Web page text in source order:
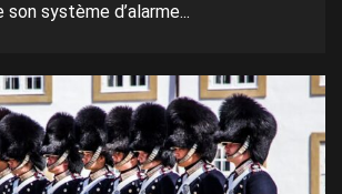
système d’alarme...